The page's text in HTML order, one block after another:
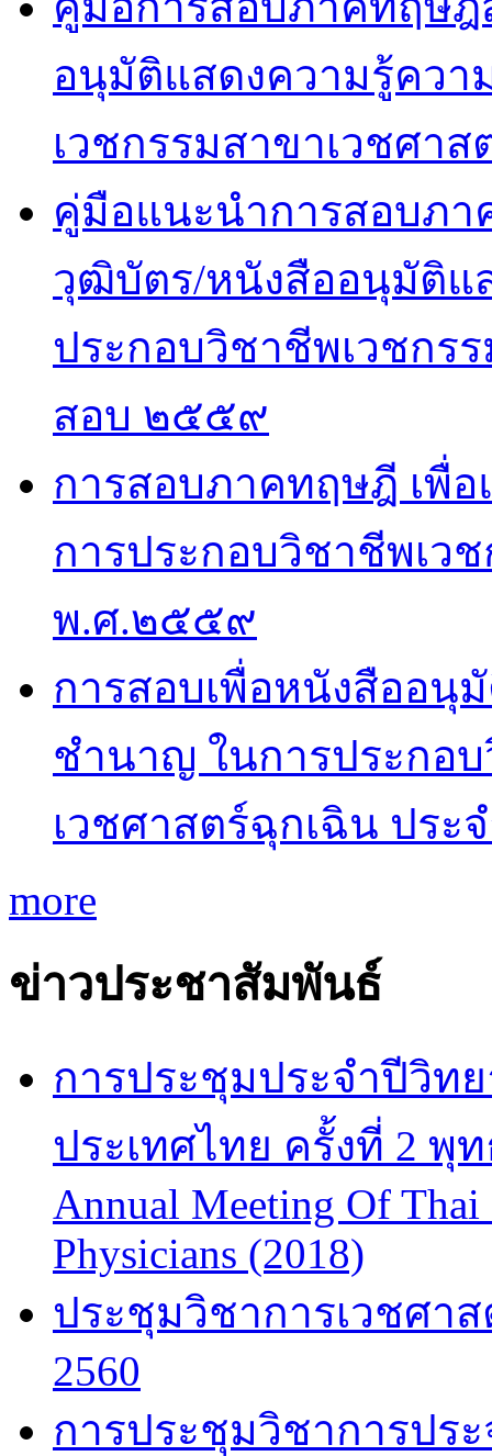
อนุมัติแสดงความรู้คว
เวชกรรมสาขาเวชศา
คู่มือแนะนำการสอบภา
วุฒิบัตร/หนังสืออนุมัติแ
ประกอบวิชาชีพเวชกร
สอบ ๒๕๕๙
การสอบภาคทฤษฎี เพื่
การประกอบวิชาชีพเว
พ.ศ.๒๕๕๙
การสอบเพื่อหนังสืออนุ
ชำนาญ ในการประกอ
เวชศาสตร์ฉุกเฉิน ปร
more
ข่าวประชาสัมพันธ์
การประชุมประจำปีวิท
ประเทศไทย ครั้งที่ 2 พุท
Annual Meeting Of
Physicians (2018)
ประชุมวิชาการเวชศา
2560
การประชุมวิชาการปร